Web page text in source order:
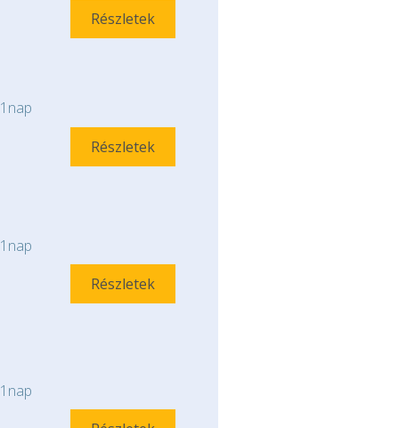
Részletek
1nap
Részletek
1nap
Részletek
1nap